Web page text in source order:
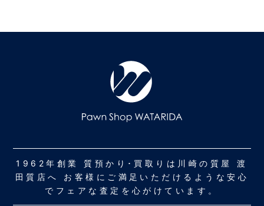
1962年創業 質預かり･買取りは川崎の質屋 渡
田質店へ お客様にご満足いただけるような安心
でフェアな査定を心がけています。